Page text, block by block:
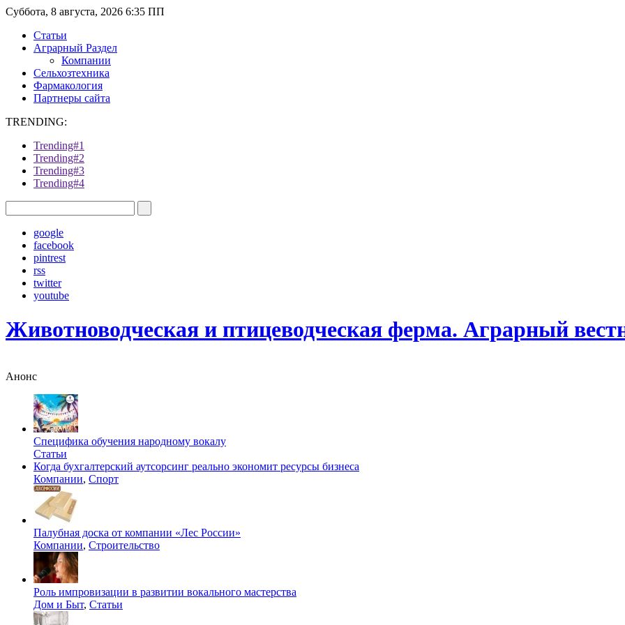
Суббота, 8 августа, 2026 6:35 ПП
Статьи
Аграрный Раздел
Компании
Сельхозтехника
Фармакология
Партнеры сайта
TRENDING:
Trending#1
Trending#2
Trending#3
Trending#4
google
facebook
pintrest
rss
twitter
youtube
Животноводческая и птицеводческая ферма. Аграрный
Анонс
Специфика обучения народному вокалу
Статьи
Когда бухгалтерский аутсорсинг реально экономит ресурсы бизнеса
Компании, Спорт
Палубная доска от компании «Лес России»
Компании, Строительство
Роль импровизации в развитии вокального мастерства
Дом и Быт, Статьи